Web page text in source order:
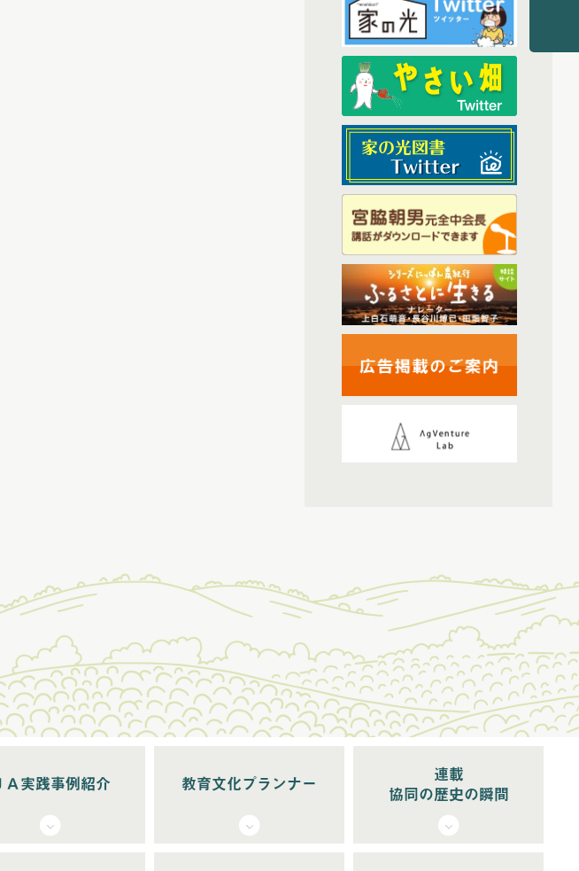
2025年11月配信(6)
2025年12月配信(5)
2025年8月配信
2025年9月配信 (6)
2025年1月配信(6)
2025年2月配信(6)
2025年3月配信(4)
2025年4月配信(6)
2025年5月配信(6)
2025年7月配信(6)
2025年10月配信(6)
2026年3月配信 (5)
Ａ実践事例紹介 教育文化プランナー
連載
協同の歴史の瞬間